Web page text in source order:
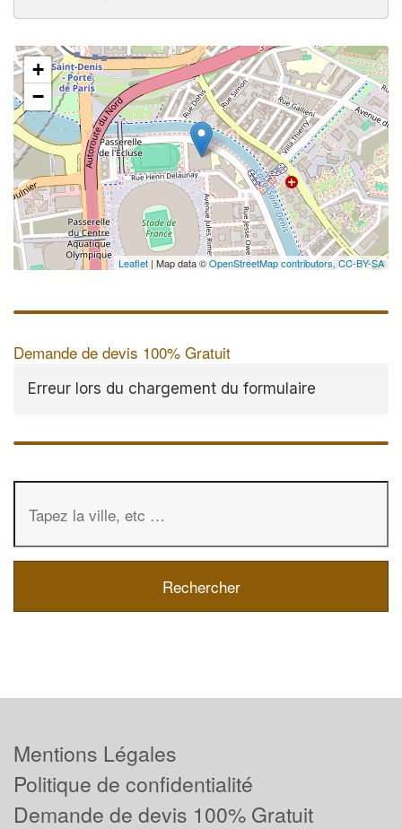
+
−
Leaflet | Map data ©OpenStreetMap contributors, CC-BY-SA
Demande de devis 100% Gratuit
Erreur lors du chargement du formulaire
Mentions Légales
Politique de confidentialité
Demande de devis 100% Gratuit